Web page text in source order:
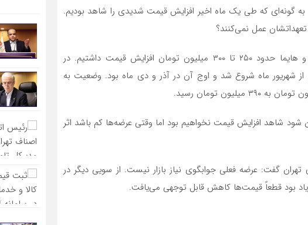
به گونه‌ای که طی یک ماه اخیر افزایش قیمت شدیدی را شاهد بودیم.
تعهداتشان عمل نمی‌کنند؟
مانند لاماری و هایما حدود ۲۵۰ تا ۳۰۰ میلیون تومان افزایش قیمت داشتیم. در
شهریور ماه شروع شد و اوج آن در آذر و دی ماه بود. وضعیت به
شود شاهد افزایش قیمت نخواهیم بود اما وقتی عرضه‌ها کم باشد اثر
گفت: عرضه فعلی جوابگوی نیاز بازار نیست. از سویی دیگر در
بود قطعاً قیمت‌ها کاهش قابل توجهی می‌یافت.